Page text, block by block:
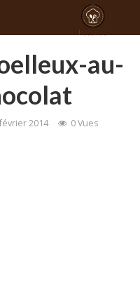
au-
2014 0 Vues